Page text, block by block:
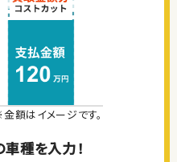
額はイメージです。
種を入力！